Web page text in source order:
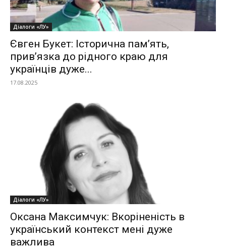
Діалоги «ЛУ»
Євген Букет: Історична пам’ять,
прив’язка до рідного краю для
українців дуже...
17.08.2025
Діалоги «ЛУ»
Оксана Максимчук: Вкоріненість в
український контекст мені дуже
важлива